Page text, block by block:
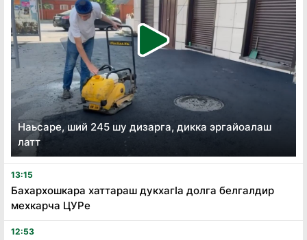
Наьсаре, ший 245 шу дизарга, дикка эргайоалаш
латт
13:15
Бахархошкара хаттараш дукхагӏа долга белгалдир
мехкарча ЦУРе
12:53